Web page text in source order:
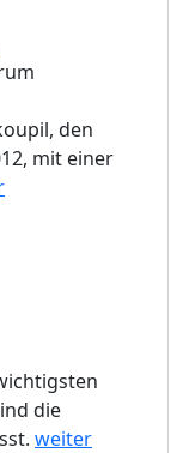
den
mit einer
die
weiter